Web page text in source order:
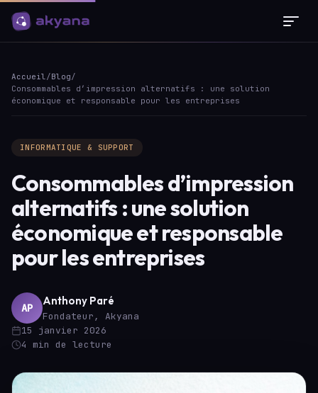
Accueil/Blog/
Consommables d’impression alternatifs : une solution
économique et responsable pour les entreprises
INFORMATIQUE & SUPPORT
Consommables d’impression
alternatifs : une solution
économique et responsable
pour les entreprises
AP
Anthony Paré
Fondateur, Akyana
15 janvier 2026
4 min de lecture
Panneau de gestion des cookies